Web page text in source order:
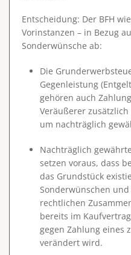
Entscheidung: Der BFH
Vorinstanzen – in Bezug
Sonderwünsche ab:
Die
Gegenleistung
gehören auch
Veräußerer
um nachträglich
Nachträglich
setzen voraus, dass
das Grundstück
Sonderwünschen
rechtlichen
bereits im
gegen Zahlung eines
verändert wird.